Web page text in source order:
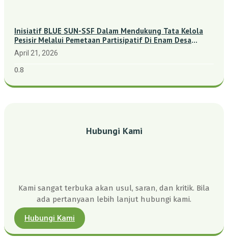
Inisiatif BLUE SUN-SSF Dalam Mendukung Tata Kelola
Pesisir Melalui Pemetaan Partisipatif Di Enam Desa
Kepulauan Riau
April 21, 2026
Hubungi Kami
Kami sangat terbuka akan usul, saran, dan kritik. Bila
ada pertanyaan lebih lanjut hubungi kami.
Hubungi Kami